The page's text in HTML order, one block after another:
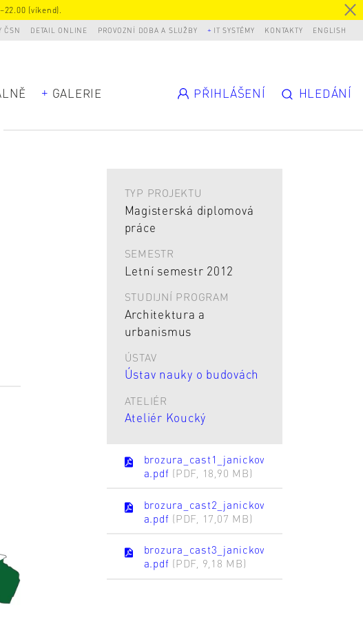
(víkend).
ČSN DETAIL ONLINE PROVOZNÍ DOBA A SLUŽBY IT SYSTÉMY KONTAKTY ENGLISH
GALERIE PŘIHLÁŠENÍ HLEDÁNÍ
TYP PROJEKTU
Magisterská diplomová
práce
SEMESTR
Letní semestr 2012
STUDIJNÍ PROGRAM
Architektura a
urbanismus
ÚSTAV
Ústav nauky o budovách
ATELIÉR
Ateliér Koucký
brozura_cast1_janickov
a.pdf (PDF, 18,90 MB)
brozura_cast2_janickov
a.pdf (PDF, 17,07 MB)
brozura_cast3_janickov
a.pdf (PDF, 9,18 MB)